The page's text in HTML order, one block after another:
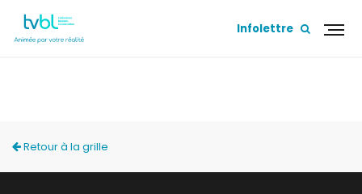
Infolettre
Retour à la grille